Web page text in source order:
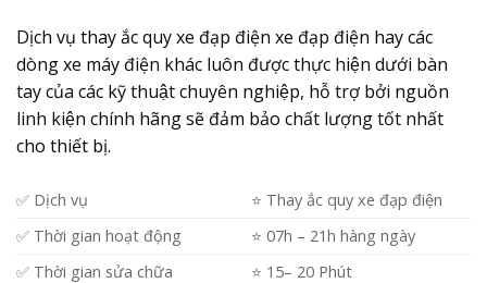
Dịch vụ thay ắc quy xe đạp điện xe đạp điện hay các
dòng xe máy điện khác luôn được thực hiện dưới bàn
tay của các kỹ thuật chuyên nghiệp, hỗ trợ bởi nguồn
linh kiện chính hãng sẽ đảm bảo chất lượng tốt nhất
cho thiết bị.
✅ Dịch vụ
⭐️ Thay ắc quy xe đạp điện
✅ Thời gian hoạt động
⭐️ 07h – 21h hàng ngày
✅ Thời gian sửa chữa
⭐️ 15– 20 Phút